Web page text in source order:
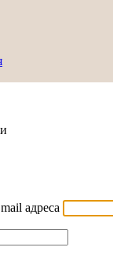
адреса